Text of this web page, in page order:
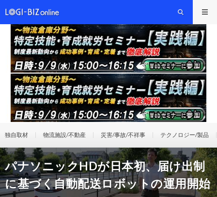
独自取材 物流施設/不動産 災害/事故/不祥事 テクノロジー/製品
パナソニックHDが日本初、届け出制
に基づく自動配送ロボットの運用開始